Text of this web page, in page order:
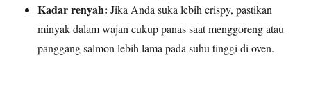
Kadar renyah: Jika Anda suka lebih crispy, pastikan
minyak dalam wajan cukup panas saat menggoreng atau
panggang salmon lebih lama pada suhu tinggi di oven.